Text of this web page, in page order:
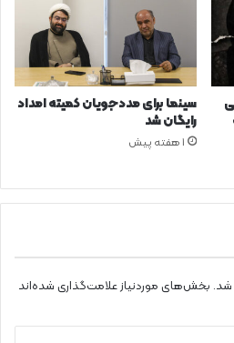
سینما برای مددجویان کمیته امداد
رایگان شد
1 هفته پیش
شد. بخش‌های موردنیاز علامت‌گذاری شده‌اند